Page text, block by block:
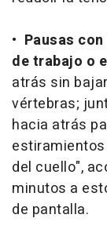
• Pausas
de trabajo o
atrás sin
vértebras;
hacia atrás
del cuello",
minutos a
de pantalla.